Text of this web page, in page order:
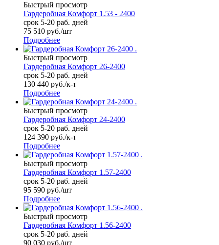
Быстрый просмотр
Гардеробная Комфорт 1.53 - 2400
срок 5-20 раб. дней
75 510 руб./шт
Подробнее
Быстрый просмотр
Гардеробная Комфорт 26-2400
срок 5-20 раб. дней
130 440 руб./к-т
Подробнее
Быстрый просмотр
Гардеробная Комфорт 24-2400
срок 5-20 раб. дней
124 390 руб./к-т
Подробнее
Быстрый просмотр
Гардеробная Комфорт 1.57-2400
срок 5-20 раб. дней
95 590 руб./шт
Подробнее
Быстрый просмотр
Гардеробная Комфорт 1.56-2400
срок 5-20 раб. дней
90 030 руб./шт